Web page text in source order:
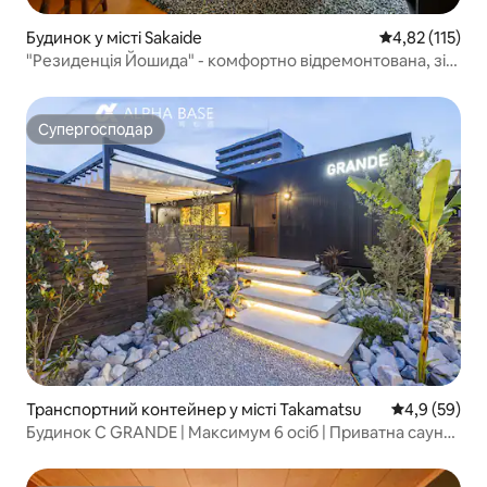
Будинок у місті Sakaide Середня
4,82 (115)
"Резиденція Йошида" - комфортно відремонтована, зі
будинок, оренда для 7 осіб | Безкоштовна парковка
Супергосподар
Супергосподар
Транспортний контейнер у місті Takamatsu Середня
4,9 (59)
Будинок C GRANDE | Максимум 6 осіб | Приватна сауна |
2 машин | ALPHABASE Такамацу Захід